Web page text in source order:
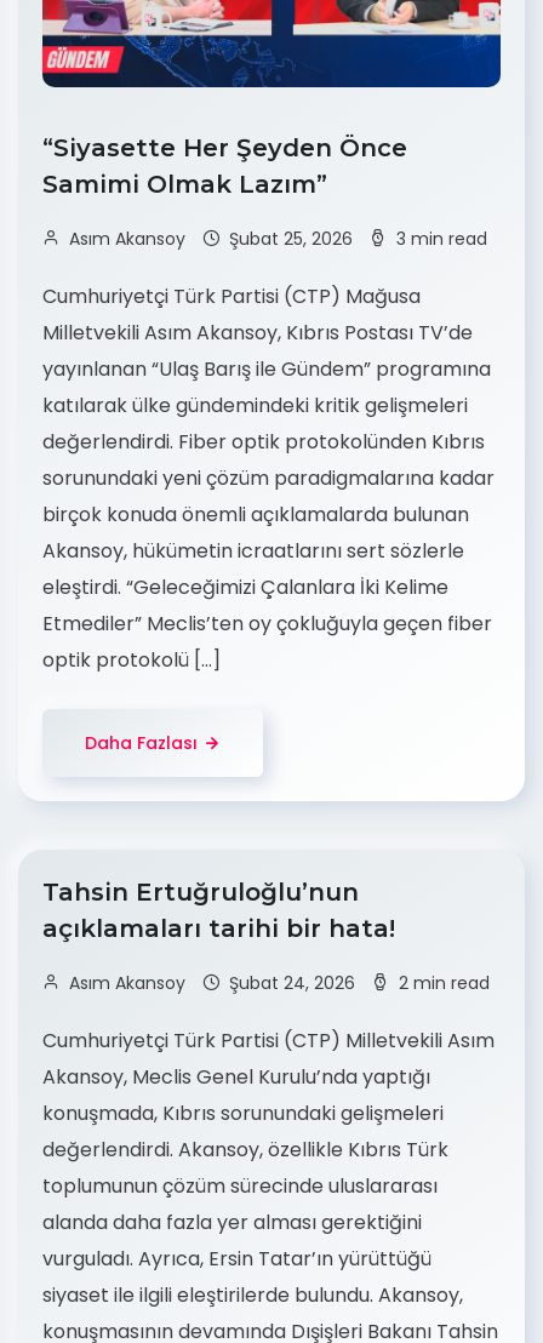
“Siyasette Her Şeyden Önce
Samimi Olmak Lazım”
Asım Akansoy Şubat 25, 2026 3 min read
Cumhuriyetçi Türk Partisi (CTP) Mağusa
Milletvekili Asım Akansoy, Kıbrıs Postası TV’de
yayınlanan “Ulaş Barış ile Gündem” programına
katılarak ülke gündemindeki kritik gelişmeleri
değerlendirdi. Fiber optik protokolünden Kıbrıs
sorunundaki yeni çözüm paradigmalarına kadar
birçok konuda önemli açıklamalarda bulunan
Akansoy, hükümetin icraatlarını sert sözlerle
eleştirdi. “Geleceğimizi Çalanlara İki Kelime
Etmediler” Meclis’ten oy çokluğuyla geçen fiber
optik protokolü […]
Daha Fazlası
Tahsin Ertuğruloğlu’nun
açıklamaları tarihi bir hata!
Asım Akansoy Şubat 24, 2026 2 min read
Cumhuriyetçi Türk Partisi (CTP) Milletvekili Asım
Akansoy, Meclis Genel Kurulu’nda yaptığı
konuşmada, Kıbrıs sorunundaki gelişmeleri
değerlendirdi. Akansoy, özellikle Kıbrıs Türk
toplumunun çözüm sürecinde uluslararası
alanda daha fazla yer alması gerektiğini
vurguladı. Ayrıca, Ersin Tatar’ın yürüttüğü
siyaset ile ilgili eleştirilerde bulundu. Akansoy,
konuşmasının devamında Dışişleri Bakanı Tahsin